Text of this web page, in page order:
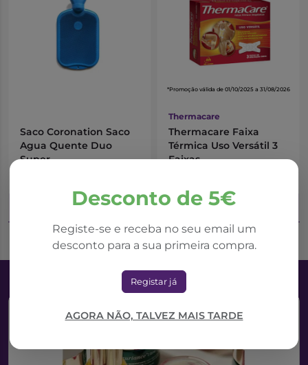
Desconto de 5€
Registe-se e receba no seu email um
desconto para a sua primeira compra.
Registar já
AGORA NÃO, TALVEZ MAIS TARDE
Saco Coronation Saco
Agua Quente Duo
Super
Adicionar ao Carrinho
*Promoção válida de 01/10/2025 a 31/08/2026
Thermacare
Thermacare Faixa
Térmica Uso Versátil 3
Faixas
Adicionar ao Carrinho